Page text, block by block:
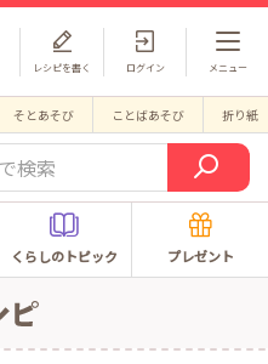
ログイン
レシピを書く メニュー
そとあそび ことばあそび 折り紙
くらしのトピック プレゼント